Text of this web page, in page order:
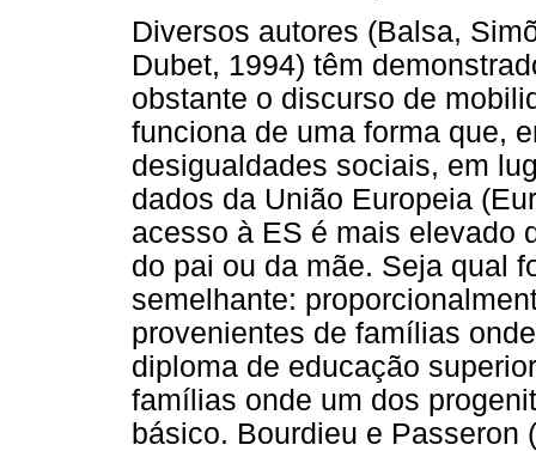
Diversos autores (Balsa,
Dubet, 1994) têm
obstante o discurso de
funciona de uma forma que,
desigualdades sociais, em
dados da União Europeia
acesso à ES é mais elevado
do pai ou da mãe. Seja qual
semelhante:
provenientes de famílias
diploma de educação
famílias onde um dos
básico. Bourdieu e Passeron